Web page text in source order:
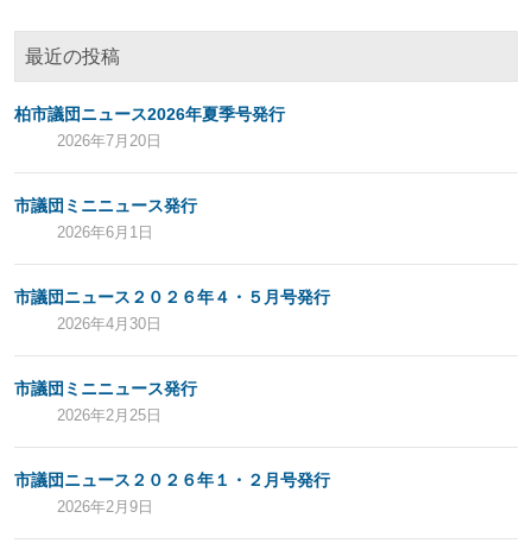
最近の投稿
柏市議団ニュース2026年夏季号発行
2026年7月20日
市議団ミニニュース発行
2026年6月1日
市議団ニュース２０２６年４・５月号発行
2026年4月30日
市議団ミニニュース発行
2026年2月25日
市議団ニュース２０２６年１・２月号発行
2026年2月9日